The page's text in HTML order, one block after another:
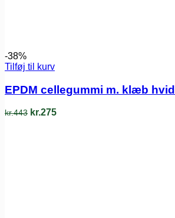
-38%
Tilføj til kurv
EPDM cellegummi m. klæb
kr.443 kr.275